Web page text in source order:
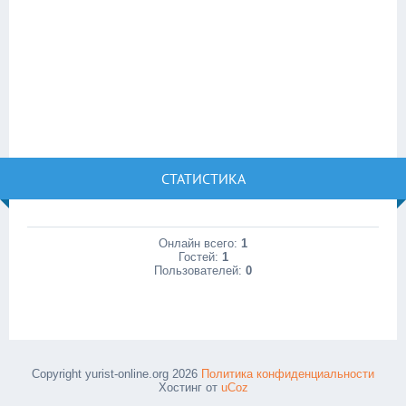
СТАТИСТИКА
Онлайн всего: 1
Гостей: 1
Пользователей: 0
Copyright yurist-online.org 2026 Политика конфиденциальности
Хостинг от uCoz